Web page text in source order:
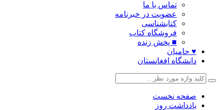
تماس با ما
عضویت در خبرنامه
کتابشناسی
فروشگاه کتاب
■ پخش زنده
♥ حامیان
دانشگاه افغانستان
صفحه نخست
یادداشت روز